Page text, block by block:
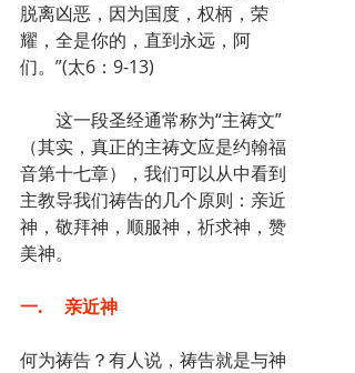
脱离凶恶，因为国度，权柄，荣
耀，全是你的，直到永远，阿
们。”(太6：9-13)
这一段圣经通常称为“主祷文”
（其实，真正的主祷文应是约翰福
音第十七章），我们可以从中看到
主教导我们祷告的几个原则：亲近
神，敬拜神，顺服神，祈求神，赞
美神。
一.	亲近神
何为祷告？有人说，祷告就是与神